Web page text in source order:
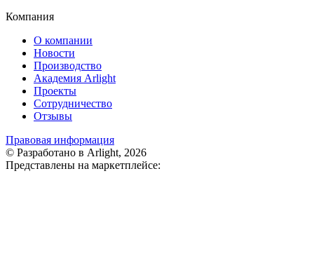
Компания
О компании
Новости
Производство
Академия Arlight
Проекты
Сотрудничество
Отзывы
Правовая информация
© Разработано в Arlight, 2026
Представлены на маркетплейсе: